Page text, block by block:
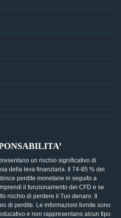
un rischio significativo di
della leva finanziaria. Il 74-85 % dei
perdite monetarie in seguito a
il funzionamento dei CFD e se
rischio di perdere il Tuo denaro. Il
di perdite. Le informazioni fornite sono
e non rappresentano alcun tipo